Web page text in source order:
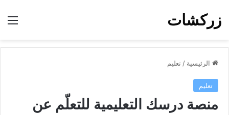
زركشات
الرئيسية / تعليم
تعليم
منصة درسك التعليمية للتعلّم عن